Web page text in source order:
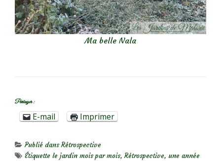
Ma belle Nala
Partager :
E-mail Imprimer
Publié dansRétrospective
Étiquette le jardin mois par mois,Rétrospective, une année